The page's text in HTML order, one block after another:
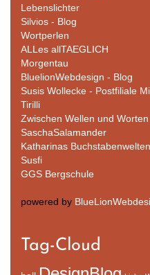
Lebenslichter
Silvios - Blog
Wortperlen
ALLes allTAEGLICH
Morgentau
BluelionWebdesign - Blog
Susis Wollecke - Postfiliale
Tirilli
Zwischen Wellen und Worten
SaschaSalamander
Katharinas Buchstabenwelten
Susfi
GGS Bergschule
powered by
Tag-Cloud